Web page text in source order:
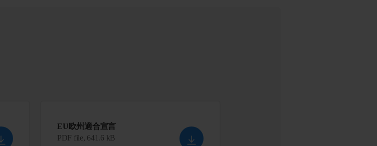
EU欧州適合宣言
PDF file, 641.6 kB